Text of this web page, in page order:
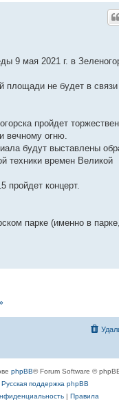
9 мая 2021 г. в
площади не будет в
пройдет
вечному огню.
будут выставлены
техники времен Великой
пройдет концерт.
парке (именно в
phpBB® Forum Software ©
Русская поддержка phpBB
| Правила